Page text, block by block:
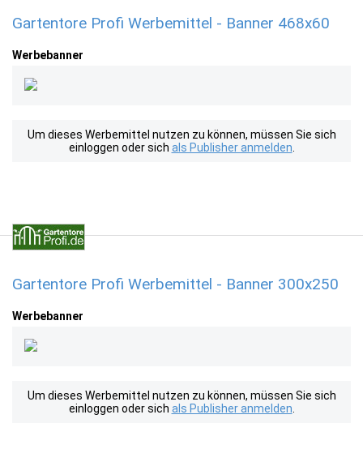
Gartentore Profi Werbemittel - Banner 468x60
Werbebanner
Um dieses Werbemittel nutzen zu können, müssen Sie sich
einloggen oder sich als Publisher anmelden
Gartentore Profi Werbemittel - Banner 300x250
Werbebanner
Um dieses Werbemittel nutzen zu können, müssen Sie sich
einloggen oder sich als Publisher anmelden